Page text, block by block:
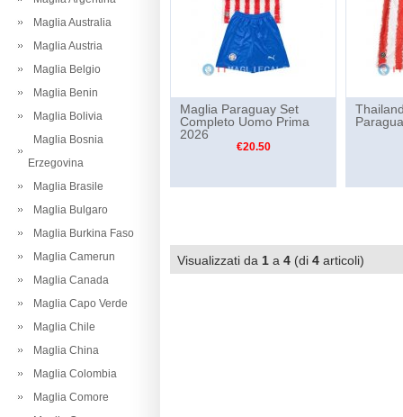
Maglia Australia
Maglia Austria
Maglia Belgio
Maglia Benin
Maglia Bolivia
Maglia Bosnia
Erzegovina
Maglia Brasile
Maglia Bulgaro
Maglia Burkina Faso
Maglia Camerun
Maglia Canada
Maglia Capo Verde
Maglia Chile
Maglia China
Maglia Colombia
Maglia Comore
Maglia Paraguay Set
Completo Uomo Prima
2026
€20.50
Visualizzati da 1 a 4 (di 4 articoli)